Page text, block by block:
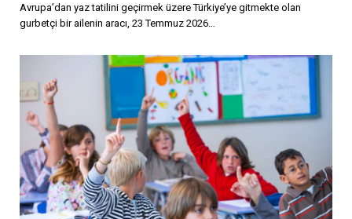
Avrupa’dan yaz tatilini geçirmek üzere Türkiye’ye gitmekte olan
gurbetçi bir ailenin aracı, 23 Temmuz 2026…